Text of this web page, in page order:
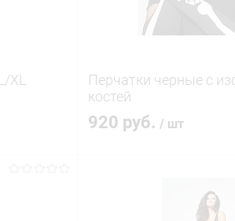
XL
Перчатки черные с
костей
920 руб. / шт
В